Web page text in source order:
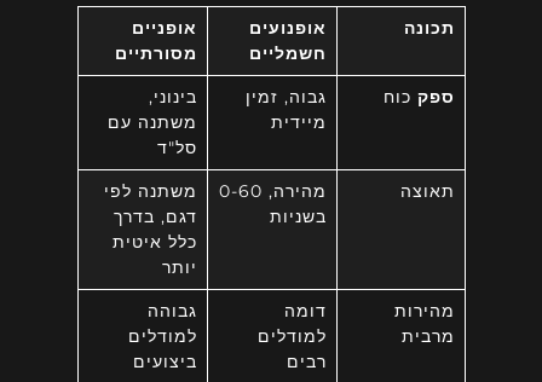
תכונה
אופנועים
חשמליים
אופניים
מסורתיים
ספקכוח
גבוה, זמין
מיידית
בינוני,
משתנה עם
סל"ד
תאוצה
מהירה, 0-60
בשניות
משתנה לפי
דגם, בדרך
כלל איטית
יותר
מהירות
מרבית
דומה
למודלים
רבים
גבוהה
למודלים
ביצועים